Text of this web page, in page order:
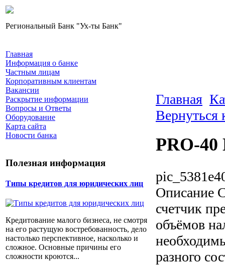
Региональный Банк "Ух-ты Банк"
Главная
Информация о банке
Частным лицам
Корпоративным клиентам
Вакансии
Раскрытие информации
Вопросы и Ответы
Оборудование
Карта сайта
Новости банка
Полезная информация
Типы кредитов для юридических лиц
Кредитование малого бизнеса, не смотря
на его растущую востребованность, дело
настолько перспективное, насколько и
сложное. Основные причины его
сложности кроются...
Главная
Вернуться
PRO-40
Описание
счетчик
объёмов
разного